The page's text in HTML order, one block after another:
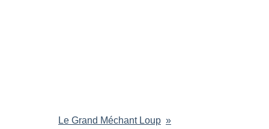
Le Grand Méchant Loup